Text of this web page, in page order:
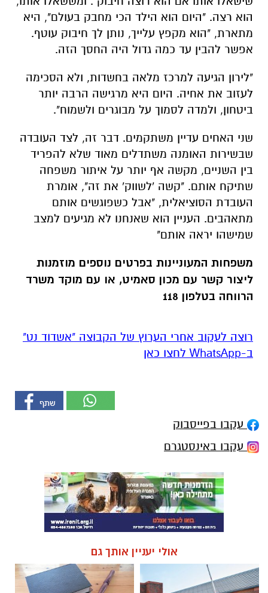
הוא רצה. "היום הוא הילד הכי מחבק בעולם", היא
מתארת, "הוא מקפץ עלייך, נותן לך חיבוק עוטף.
אפשר להבין עד כמה גדול היה החסך הזה.
"לירון הגיעה למרכז מלאה בחשדות, ולא הסכימה
לעזוב את אחיה. היום היא מרגישה הרבה יותר
ביטחון, ולמדה לסמוך על מבוגרים ולשמוח".
שני האחים עדיין משתקמים. דבר זה, לצד העובדה
שבשירות האומנה משתדלים מאוד שלא להפריד
בין השניים, מקשה אף יותר על איתור משפחה
שתיקח אותם. "קשה 'לשווק' את זה", אומרת
העובדת הסוציאלית, "אבל כשפוגשים אותם
מתאהבים. העניין הוא שאנחנו לא מגיעים למצב
שמישהו יראה אותם"
משפחות המעוניינות בפרטים נוספים מוזמנות
ליצור קשר עם מכון סאמיט, או עם מוקד משרד
הרווחה בטלפון 118
רוצה לעקוב אחרי הערוץ של הקבוצה "אשדוד נט"
ב-WhatsApp לחצו כאן
עקבו בפייסבוק
עקבו באינסטגרם
אולי יעניין אותך גם